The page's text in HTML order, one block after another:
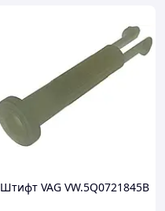
Штифт VAG VW.5Q0721845B